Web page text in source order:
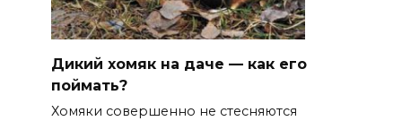
Дикий хомяк на даче — как его
поймать?
Хомяки совершенно не стесняются